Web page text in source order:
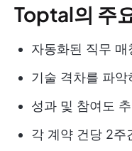
Toptal의 주
자동화된 직무 매
기술 격차를 파
성과 및 참여도
각 계약 건당 2주